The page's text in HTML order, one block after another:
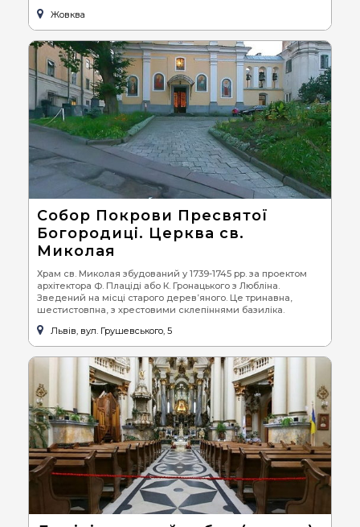
Жовква
Собор Покрови Пресвятої
Богородиці. Церква св.
Миколая
Храм св. Миколая збудований у 1739-1745 рр. за проектом
архітектора Ф. Плаціді або К. Гронацького з Любліна.
Зведений на місці старого дерев’яного. Це тринавна,
шестистовпна, з хрестовими склепіннями базиліка.
Львів, вул. Грушевського, 5